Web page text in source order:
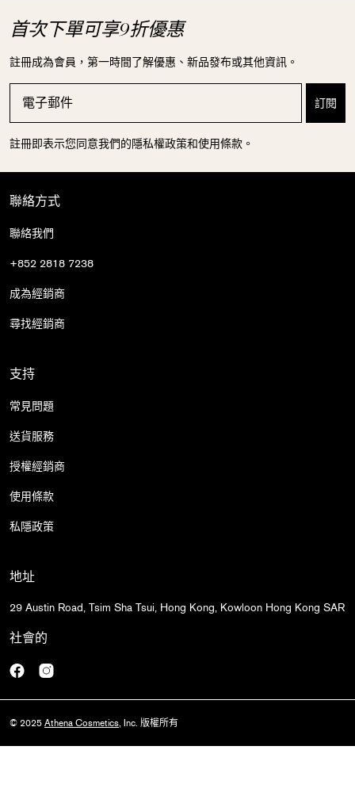
首次下單可享9折優惠
註冊成為會員，第一時間了解優惠、新品發布或其他資訊。
註冊即表示您同意我們的隱私權政策和使用條款。
聯絡方式
聯絡我們
+852 2818 7238
成為經銷商
尋找經銷商
支持
常見問題
送貨服務
授權經銷商
使用條款
私隱政策
地址
29 Austin Road, Tsim Sha Tsui, Hong Kong, Kowloon Hong Kong SAR
社會的
FacebookInstagram
© 2025 Athena Cosmetics, Inc. 版權所有